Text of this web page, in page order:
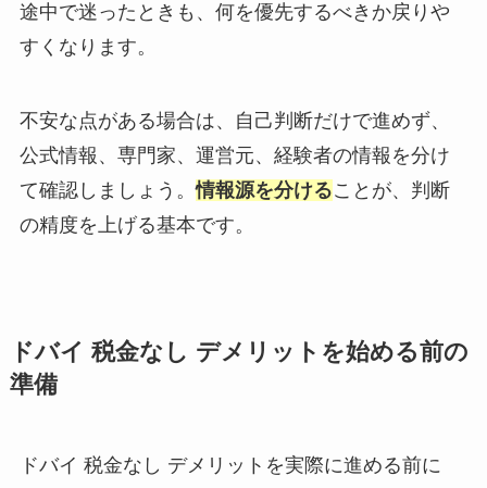
途中で迷ったときも、何を優先するべきか戻りや
すくなります。
不安な点がある場合は、自己判断だけで進めず、
公式情報、専門家、運営元、経験者の情報を分け
て確認しましょう。情報源を分けることが、判断
の精度を上げる基本です。
ドバイ 税金なし デメリットを始める前の
準備
ドバイ 税金なし デメリットを実際に進める前に